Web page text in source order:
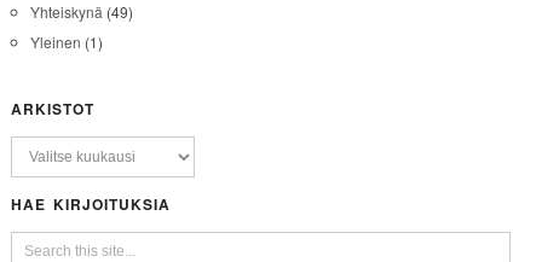
Yhteiskynä (49)
Yleinen (1)
ARKISTOT
HAE KIRJOITUKSIA